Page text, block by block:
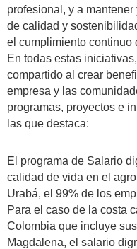
profesional, y a
de calidad y
el cumplimiento continuo
En todas estas
compartido al crear
empresa y las
programas, proyectos e
las que destaca:
El programa de Salario
calidad de vida en el
Urabá, el 99% de los
Para el caso de la costa
Colombia que incluye
Magdalena, el salario